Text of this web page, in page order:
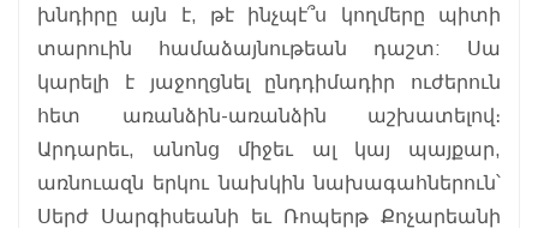
խնդիրը այն է, թէ ինչպէ՞ս կողմերը պիտի
տարուին համաձայնութեան դաշտ: Սա
կարելի է յաջողցնել ընդդիմադիր ուժերուն
հետ առանձին-առանձին աշխատելով։
Արդարեւ, անոնց միջեւ ալ կայ պայքար,
առնուազն երկու նախկին նախագահներուն՝
Սերժ Սարգիսեանի եւ Ռոպերթ Քոչարեանի